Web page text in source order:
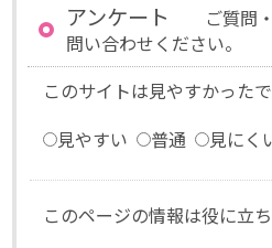
アンケート ご質問
問い合わせください。
このサイトは見やすかった
見やすい
普通 見にく
このページの情報は役に立